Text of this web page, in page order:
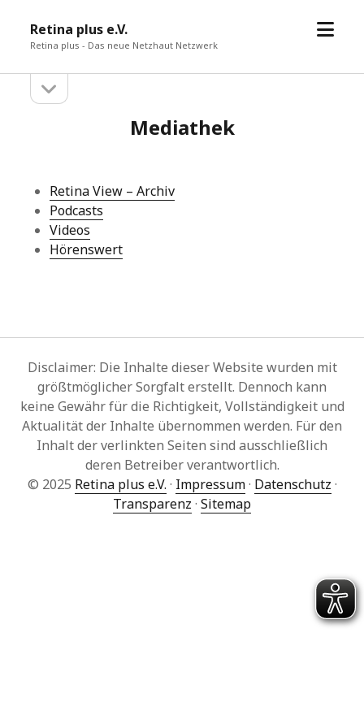
Retina plus e.V.
Retina plus - Das neue Netzhaut Netzwerk
Menü
Seitenleiste
öffnen
Mediathek
Retina View – Archiv
Podcasts
Videos
Hörenswert
Disclaimer: Die Inhalte dieser Website wurden mit
größtmöglicher Sorgfalt erstellt. Dennoch kann
keine Gewähr für die Richtigkeit, Vollständigkeit und
Aktualität der Inhalte übernommen werden. Für den
Inhalt der verlinkten Seiten sind ausschließlich
deren Betreiber verantwortlich.
© 2025 Retina plus e.V. · Impressum· Datenschutz ·
Transparenz · Sitemap